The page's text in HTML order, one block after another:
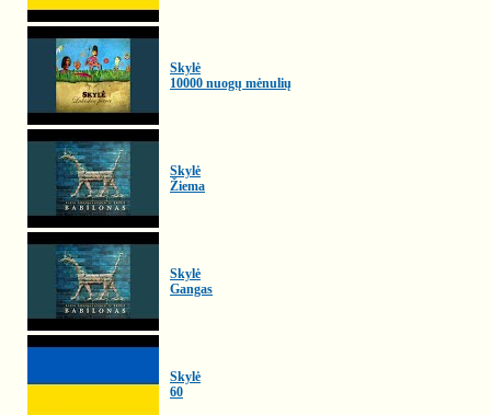
Skylė
10000 nuogų mėnulių
Skylė
Žiema
Skylė
Gangas
Skylė
60